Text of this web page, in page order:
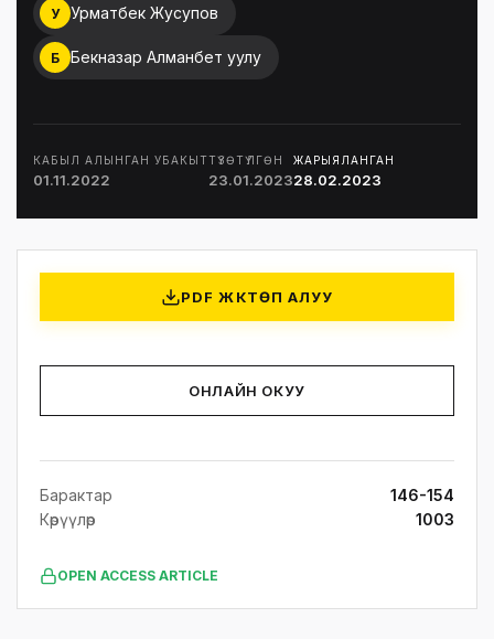
У Урматбек Жусупов
Б Бекназар Алманбет уулу
КАБЫЛ АЛЫНГАН УБАКЫТ
01.11.2022
ТҮЗӨТҮЛГӨН
23.01.2023
ЖАРЫЯЛАНГАН
28.02.2023
PDF ЖҮКТӨП АЛУУ
ОНЛАЙН ОКУУ
Барактар
146-154
Көрүүлөр
1003
OPEN ACCESS ARTICLE